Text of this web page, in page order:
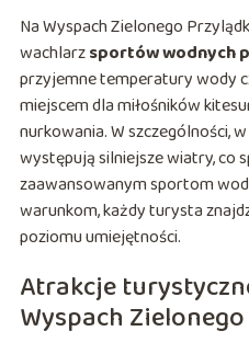
Na Wyspach Zielonego
wachlarzsportów wodnych
przyjemne temperatury wody
miejscem dla miłośników
nurkowania. W szczególności,
występują silniejsze wiatry, co
zaawansowanym sportom
warunkom, każdy turysta
poziomu umiejętności.
Atrakcje
Wyspach